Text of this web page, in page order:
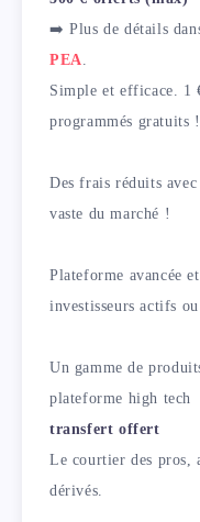
➡️ Plus de détails
PEA.
Simple et efficace. 1
programmés gratuits !
Des frais réduits
vaste du marché !
Plateforme avancée
investisseurs actifs
Un gamme de
plateforme high tech
transfert offert
Le courtier des pros,
dérivés.